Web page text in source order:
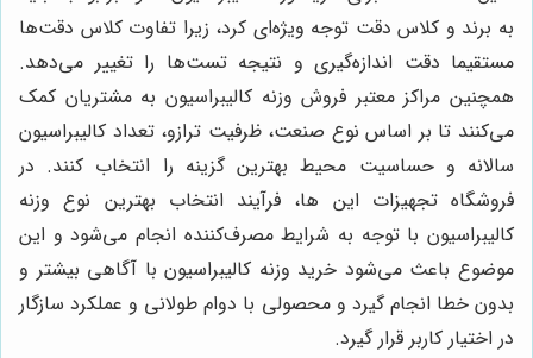
به برند و کلاس دقت توجه ویژه‌ای کرد، زیرا تفاوت کلاس دقت‌ها
مستقیما دقت اندازه‌گیری و نتیجه تست‌ها را تغییر می‌دهد.
همچنین مراکز معتبر فروش وزنه کالیبراسیون به مشتریان کمک
می‌کنند تا بر اساس نوع صنعت، ظرفیت ترازو، تعداد کالیبراسیون
سالانه و حساسیت محیط بهترین گزینه را انتخاب کنند. در
فروشگاه تجهیزات این ها، فرآیند انتخاب بهترین نوع وزنه
کالیبراسیون با توجه به شرایط مصرف‌کننده انجام می‌شود و این
موضوع باعث می‌شود ‌خرید وزنه کالیبراسیون با آگاهی بیشتر و
بدون خطا انجام گیرد و محصولی با دوام طولانی و عملکرد سازگار
در اختیار کاربر قرار گیرد.